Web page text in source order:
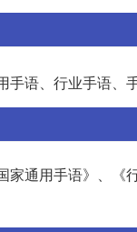
手语、行业手语、
家通用手语》、